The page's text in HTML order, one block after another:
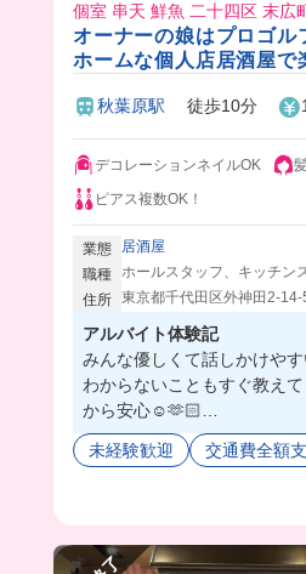
個室 串天 鮮魚 二十四区 末広
オーナーの娘はプロゴル
ホームな個人店居酒屋で
秋葉原駅 徒歩10分
デコレーションネイルOK
ピアス複数OK！
業態
居酒屋
職種 ホールスタッフ、キッチン
住所 東京都千代田区外神田2-
アルバイト体験記
みんな優しくて話しかけや
わからないこともすぐ教え
から安心☺️🫶🏻
まかないも今回は焼き魚定食
段はもっと豪華らしくてワク
未経験歓迎 交通費全額